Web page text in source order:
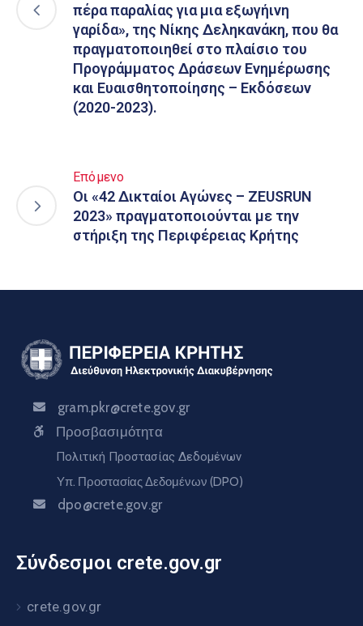
πέρα παραλίας για μια εξωγήινη
γαρίδα», της Νίκης Δεληκανάκη, που θα
πραγματοποιηθεί στο πλαίσιο του
Προγράμματος Δράσεων Ενημέρωσης
και Ευαισθητοποίησης – Εκδόσεων
(2020-2023).
Επόμενο
Οι «42 Δικταίοι Αγώνες – ZEUSRUN
2023» πραγματοποιούνται με την
στήριξη της Περιφέρειας Κρήτης
gram.pkr@crete.gov.gr
Προσβασιμότητα
Πολιτική Προστασίας Δεδομένων
Υπ. Προστασίας Δεδομένων (DPO)
dpo@crete.gov.gr
Σύνδεσμοι crete.gov.gr
crete.gov.gr